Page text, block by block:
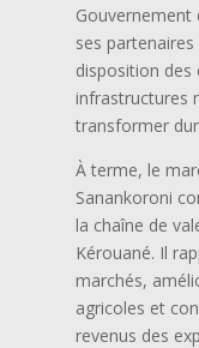
Gouvernement
ses
disposition des
infrastructures
transformer
À terme, le
Sanankoroni
la chaîne de
Kérouané. Il
marchés,
agricoles et
revenus des